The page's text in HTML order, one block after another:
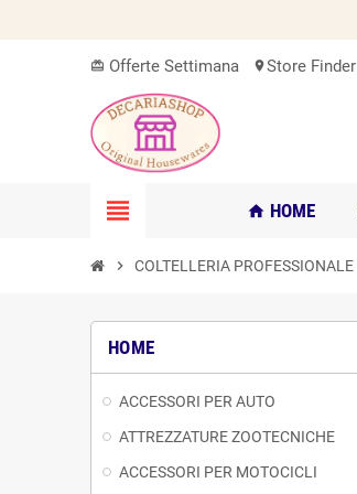
card_giftcard Offerte Settimana location_onStore Finder
view_headline home HOME
chevron_right COLTELLERIA PROFESSIONALE
HOME
ACCESSORI PER AUTO
ATTREZZATURE ZOOTECNICHE
ACCESSORI PER MOTOCICLI